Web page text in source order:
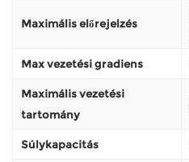
Maximális előrejelzés
Max vezetési gradiens
Maximális vezetési
tartomány
Súlykapacitás